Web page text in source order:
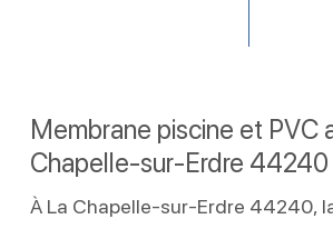
Membrane piscine et PVC
Chapelle-sur-Erdre 44240
À La Chapelle-sur-Erdre 44240,